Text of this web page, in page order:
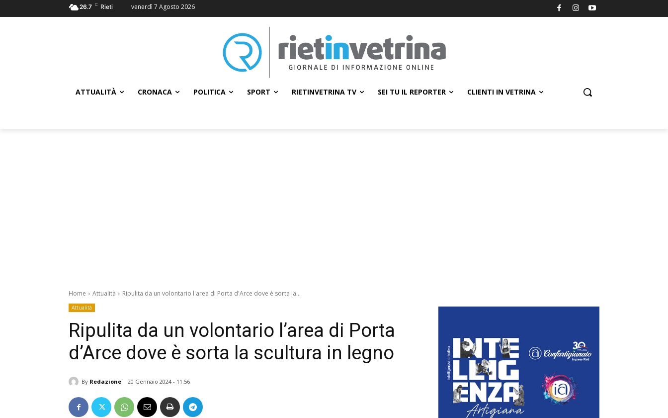
26.7 C Rieti venerdì 7 Agosto 2026
ATTUALITÀ CRONACA POLITICA SPORT RIETINVETRINA TV SEI TU IL REPORTER CLIENTI IN VETRINA
Home Attualità Ripulita da un volontario l'area di Porta d'Arce dove è sorta la...
Attualità
Ripulita da un volontario l’area di Porta
d’Arce dove è sorta la scultura in legno
By Redazione 20 Gennaio 2024 - 11:56